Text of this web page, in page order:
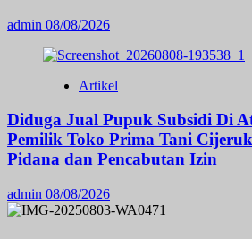
admin 08/08/2026
Artikel
Diduga Jual Pupuk Subsidi Di
Pemilik Toko Prima Tani
Pidana dan Pencabutan Izin
admin 08/08/2026